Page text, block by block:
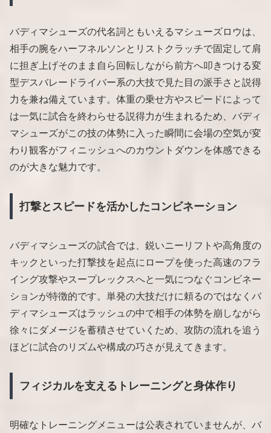
バディマシューズの代名詞ともいえるマシューズロウは、
相手の腕をハーフネルソンとリストクラッチで固定して肩
に担ぎ上げそのまま自ら回転しながら前方へ叩きつける変
型デスバレードライバー系の大技で見た目の派手さと説得
力を兼ね備えています。体重の乗せ方やスピードによって
は一気に試合を終わらせる説得力が生まれるため、バディ
マシューズがこの技の体勢に入った瞬間に会場の空気が変
わり観客がフィニッシュへのカウントダウンを体感できる
のが大きな魅力です。
打撃とスピードを活かしたコンビネーション
バディマシューズの試合では、鋭いニーリフトや高角度の
キックといった打撃技を起点にロープを使った高速のフラ
イング攻撃やスープレックスへと一気につなぐコンビネー
ションが特徴的です。単発の大技だけに頼るのではなくバ
ディマシューズはラッシュの中で相手の体勢を崩しながら
徐々にダメージを蓄積させていくため、攻防の流れを追う
ほどに試合のリズムや構成の巧さが見えてきます。
フィジカルを支えるトレーニングと身体作り
明確なトレーニングメニューは公表されていませんが、バ